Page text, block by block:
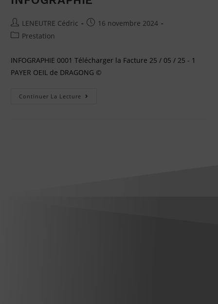
LENEUTRE Cédric
16 novembre 2024
Prestation
INFOGRAPHIE 0001 Télécharger la Facture 25 / 05 / 25 - 1
PAYER OEIL de DRAGONG ©
Continuer La Lecture